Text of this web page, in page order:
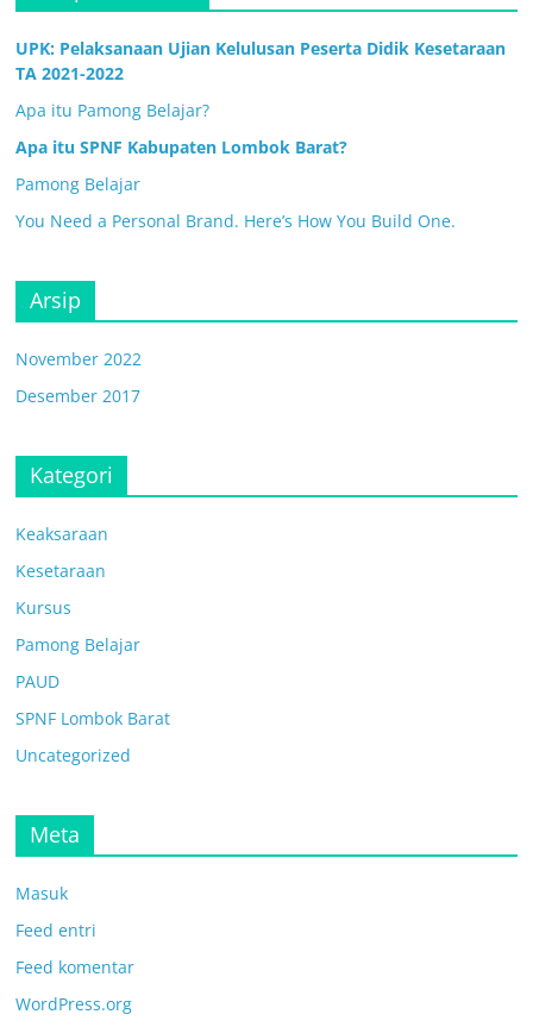
UPK: Pelaksanaan Ujian Kelulusan Peserta Didik Kesetaraan
TA 2021-2022
Apa itu Pamong Belajar?
Apa itu SPNF Kabupaten Lombok Barat?
Pamong Belajar
You Need a Personal Brand. Here’s How You Build One.
Arsip
November 2022
Desember 2017
Kategori
Keaksaraan
Kesetaraan
Kursus
Pamong Belajar
PAUD
SPNF Lombok Barat
Uncategorized
Meta
Masuk
Feed entri
Feed komentar
WordPress.org